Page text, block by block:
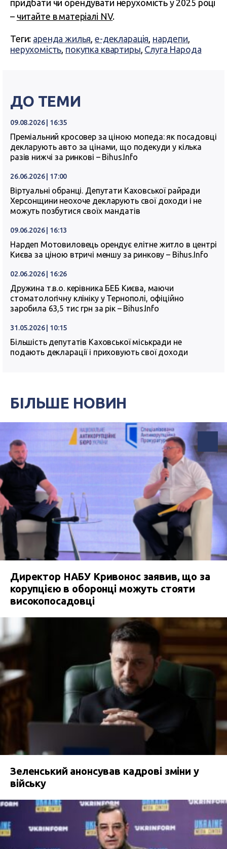
придбати чи орендувати нерухомість у 2025 році
– читайте в матеріалі NV.
Теги: аренда жилья,е-декларація, нардепи,
нерухомість, покупка квартиры, Слуга Народа
ДО ТЕМИ
09.08.2026 | 16:35
Преміальний кросовер за ціною мопеда: як посадовці
декларують авто за цінами, що подекуди у кілька
разів нижчі за ринкові – Bihus.Info
26.06.2026 | 17:00
Віртуальні обранці. Депутати Каховської райради
Херсонщини неохоче декларують свої доходи і не
можуть позбутися своїх мандатів
09.06.2026 | 16:13
Нардеп Мотовиловець орендує елітне житло в центрі
Києва за ціною втричі меншу за ринкову – Bihus.Info
02.06.2026 | 16:26
Дружина т.в.о. керівника БЕБ Києва, маючи
стоматологічну клініку у Тернополі, офіційно
заробила 63,5 тис грн за рік – Bihus.Info
31.05.2026 | 10:15
Більшість депутатів Каховської міськради не
подають декларації і приховують свої доходи
БІЛЬШЕ НОВИН
Директор НАБУ Кривонос заявив, що за
корупцією в оборонці можуть стояти
високопосадовці
Зеленський анонсував кадрові зміни у
війську